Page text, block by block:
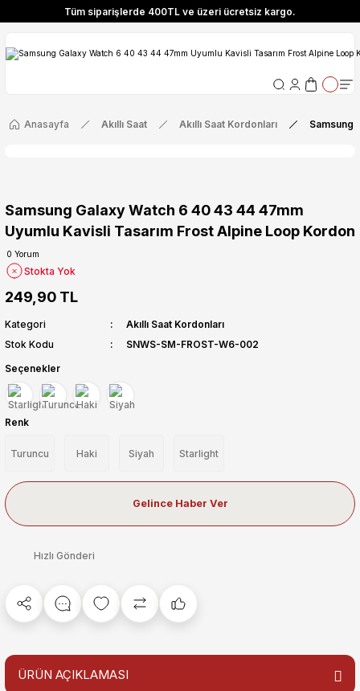
Tüm siparişlerde 400TL ve üzeri ücretsiz kargo.
Özel! YENI10 koduyla 400 TL ve üzeri alışverişlerinizde %10 indirim
Tüm siparişlerde 400TL ve üzeri ücretsiz kargo.
Özel! YENI10 koduyla 400 TL ve üzeri alışverişlerinizde %10 indirim
Anasayfa Akıllı Saat Akıllı Saat Kordonları Samsung
Samsung Galaxy Watch 6 40 43 44 47mm
Uyumlu Kavisli Tasarım Frost Alpine Loop Kordon
0 Yorum
Stokta Yok
249,90 TL
Kategori
Akıllı Saat Kordonları
Stok Kodu
SNWS-SM-FROST-W6-002
Seçenekler
Renk
Turuncu Haki Siyah Starlight
Gelince Haber Ver
Hızlı Gönderi
ÜRÜN AÇIKLAMASI